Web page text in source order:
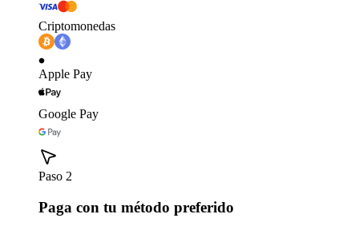
Criptomonedas
Apple Pay
Google Pay
Paso 2
Paga con tu método preferido